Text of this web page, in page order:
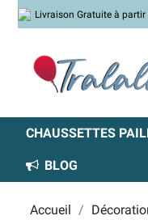
Livraison Gratuite à partir
CHAUSSETTES
BLOG
Accueil